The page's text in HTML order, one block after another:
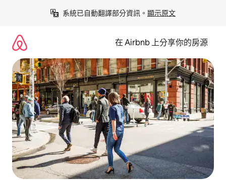
系統已自動翻譯部分資訊。 顯示原文
在 Airbnb 上分享你的房源